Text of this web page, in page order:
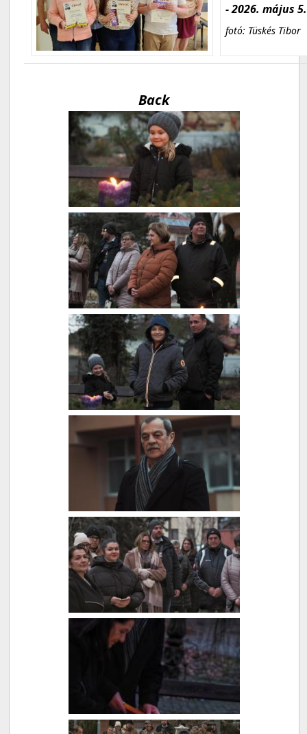
- 2026. május 5.
fotó: Tüskés Tibor
Back